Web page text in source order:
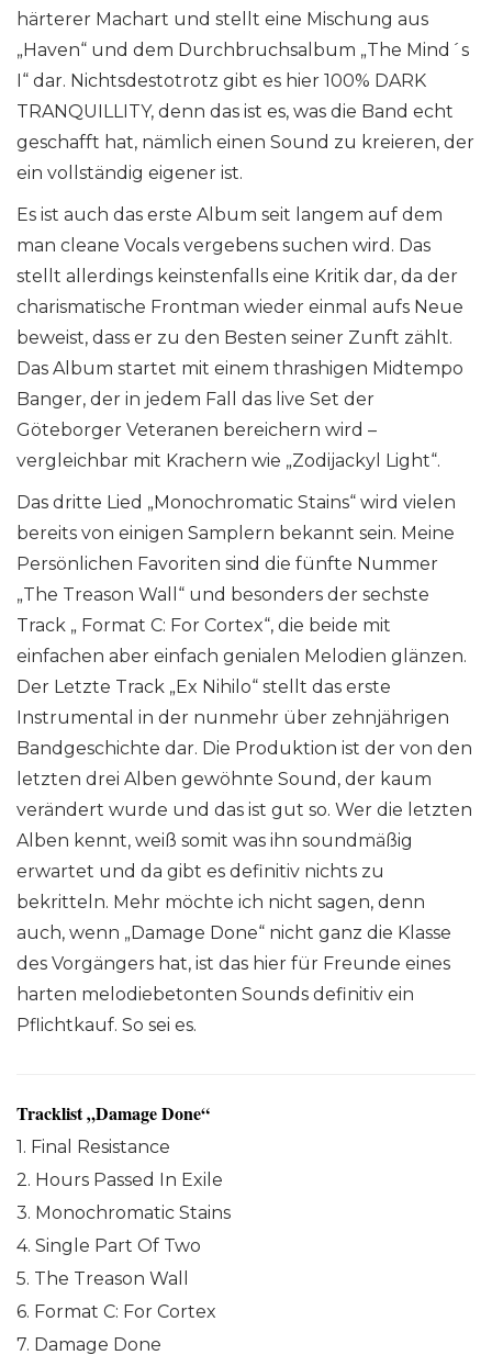
härterer Machart und stellt eine Mischung aus
„Haven“ und dem Durchbruchsalbum „The Mind´s
I“ dar. Nichtsdestotrotz gibt es hier 100% DARK
TRANQUILLITY, denn das ist es, was die Band echt
geschafft hat, nämlich einen Sound zu kreieren, der
ein vollständig eigener ist.
Es ist auch das erste Album seit langem auf dem
man cleane Vocals vergebens suchen wird. Das
stellt allerdings keinstenfalls eine Kritik dar, da der
charismatische Frontman wieder einmal aufs Neue
beweist, dass er zu den Besten seiner Zunft zählt.
Das Album startet mit einem thrashigen Midtempo
Banger, der in jedem Fall das live Set der
Göteborger Veteranen bereichern wird –
vergleichbar mit Krachern wie „Zodijackyl Light“.
Das dritte Lied „Monochromatic Stains“ wird vielen
bereits von einigen Samplern bekannt sein. Meine
Persönlichen Favoriten sind die fünfte Nummer
„The Treason Wall“ und besonders der sechste
Track „ Format C: For Cortex“, die beide mit
einfachen aber einfach genialen Melodien glänzen.
Der Letzte Track „Ex Nihilo“ stellt das erste
Instrumental in der nunmehr über zehnjährigen
Bandgeschichte dar. Die Produktion ist der von den
letzten drei Alben gewöhnte Sound, der kaum
verändert wurde und das ist gut so. Wer die letzten
Alben kennt, weiß somit was ihn soundmäßig
erwartet und da gibt es definitiv nichts zu
bekritteln. Mehr möchte ich nicht sagen, denn
auch, wenn „Damage Done“ nicht ganz die Klasse
des Vorgängers hat, ist das hier für Freunde eines
harten melodiebetonten Sounds definitiv ein
Pflichtkauf. So sei es.
Tracklist „Damage Done“
1. Final Resistance
2. Hours Passed In Exile
3. Monochromatic Stains
4. Single Part Of Two
5. The Treason Wall
6. Format C: For Cortex
7. Damage Done